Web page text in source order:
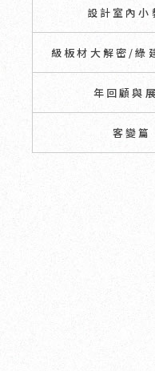
設計室內小
級板材大解密/綠
年回顧與
客變篇